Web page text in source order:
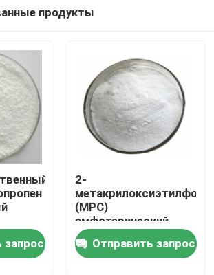
продукты
3,3%
запрос
2-
(MPC)
амфотерический
звиттерионный
мономер
метакрилата,
Отправить запрос